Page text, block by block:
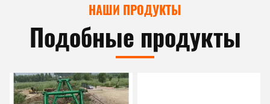
НАШИ ПРОДУКТЫ
Подобные продукты